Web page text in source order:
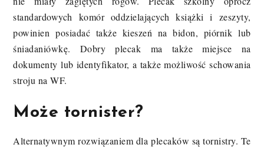
standardowych komór oddzielających książki i zeszyty,
powinien posiadać także kieszeń na bidon, piórnik lub
śniadaniówkę. Dobry plecak ma także miejsce na
dokumenty lub identyfikator, a także możliwość schowania
stroju na WF.
Może tornister?
Alternatywnym rozwiązaniem dla plecaków są tornistry. Te